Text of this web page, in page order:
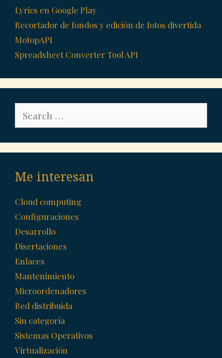
Lyrics en Google Play
Recortador de fondos y edición de fotos divertida
MotopAPI
Spreadsheet Converter Tool API
for:
Me interesan
Cloud computing
Configuraciones
Desarrollo
Disertaciones
Enlaces
Mantenimiento
Microordenadores
Red distribuida
Sin categoría
Sistemas Operativos
Virtualización